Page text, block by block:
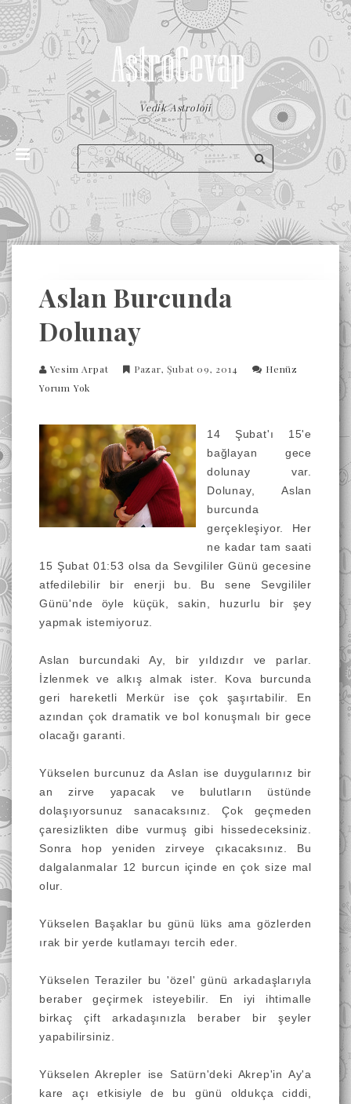
Vedik Astroloji
Aslan Burcunda
Dolunay
Yesim Arpat Pazar, Şubat 09, 2014
Henüz
Yorum Yok
14 Şubat'ı 15'e
bağlayan gece
dolunay var.
Dolunay, Aslan
burcunda
gerçekleşiyor. Her
ne kadar tam saati
15 Şubat 01:53 olsa da Sevgililer Günü gecesine
atfedilebilir bir enerji bu. Bu sene Sevgililer
Günü'nde öyle küçük, sakin, huzurlu bir şey
yapmak istemiyoruz.
Aslan burcundaki Ay, bir yıldızdır ve parlar.
İzlenmek ve alkış almak ister. Kova burcunda
geri hareketli Merkür ise çok şaşırtabilir. En
azından çok dramatik ve bol konuşmalı bir gece
olacağı garanti.
Yükselen burcunuz da Aslan ise duygularınız bir
an zirve yapacak ve bulutların üstünde
dolaşıyorsunuz sanacaksınız. Çok geçmeden
çaresizlikten dibe vurmuş gibi hissedeceksiniz.
Sonra hop yeniden zirveye çıkacaksınız. Bu
dalgalanmalar 12 burcun içinde en çok size mal
olur.
Yükselen Başaklar bu günü lüks ama gözlerden
ırak bir yerde kutlamayı tercih eder.
Yükselen Teraziler bu 'özel' günü arkadaşlarıyla
beraber geçirmek isteyebilir. En iyi ihtimalle
birkaç çift arkadaşınızla beraber bir şeyler
yapabilirsiniz.
Yükselen Akrepler ise Satürn'deki Akrep'in Ay'a
kare açı etkisiyle de bu günü oldukça ciddi,